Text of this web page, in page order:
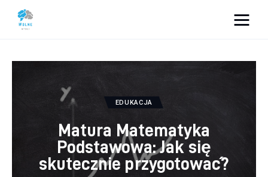
Biznes
Dom i ogród
Uroda
EDUKACJA
Matura Matematyka
Podstawowa: Jak się
skutecznie przygotować?